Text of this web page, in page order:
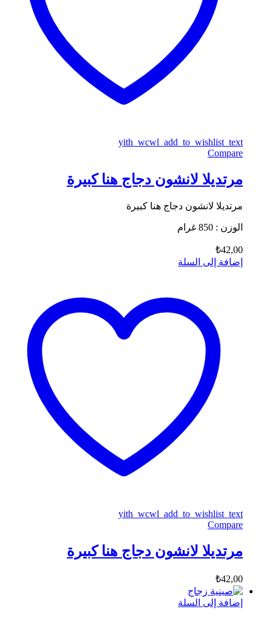
yith_wcwl_add_to_wishlist_text
Compare
مرتديلا لانشون دجاج هنا كبيرة
مرتديلا لانشون دجاج هنا كبيرة
الوزن : 850 غرام
₺42,00
إضافة إلى السلة
yith_wcwl_add_to_wishlist_text
Compare
مرتديلا لانشون دجاج هنا كبيرة
₺42,00
إضافة إلى السلة